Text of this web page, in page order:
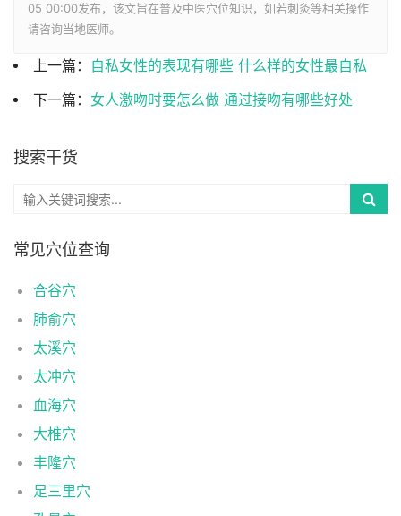
05 00:00发布，该文旨在普及中医穴位知识，如若刺灸等相关操作
请咨询当地医师。
上一篇：
自私女性的表现有哪些 什么样的女性最自私
下一篇： 女人激吻时要怎么做 通过接吻有哪些好处
搜索干货
常见穴位查询
合谷穴
肺俞穴
太溪穴
太冲穴
血海穴
大椎穴
丰隆穴
足三里穴